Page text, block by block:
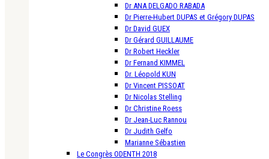
Dr ANA DELGADO RABADA
Dr Pierre-Hubert DUPAS et Grégory DUPAS
Dr David GUEX
Dr Gérard GUILLAUME
Dr Robert Heckler
Dr Fernand KIMMEL
Dr. Léopold KUN
Dr Vincent PISSOAT
Dr Nicolas Stelling
Dr Christine Roess
Dr Jean-Luc Rannou
Dr Judith Gelfo
Marianne Sébastien
Le Congrès ODENTH 2018